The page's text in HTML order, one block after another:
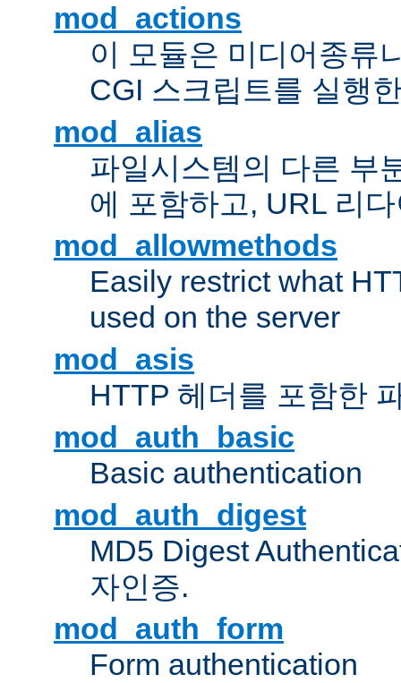
mod_actions
이 모듈은 미디어종류
CGI 스크립트를 실행
mod_alias
파일시스템의 다른 부
에 포함하고, URL 리
mod_allowmethods
Easily restrict what
used on the server
mod_asis
HTTP 헤더를 포함한
mod_auth_basic
Basic authentication
mod_auth_digest
MD5 Digest
자인증.
mod_auth_form
Form authentication